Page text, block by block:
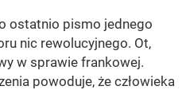
ostatnio pismo jednego
nic rewolucyjnego. Ot,
w sprawie frankowej.
powoduje, że człowieka